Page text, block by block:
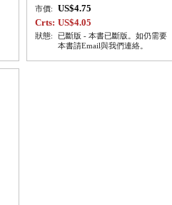
市價:
US$4.75
Crts: US$4.05
狀態:
已斷版 - 本書已斷版。如仍需要
本書請Email與我們連絡。